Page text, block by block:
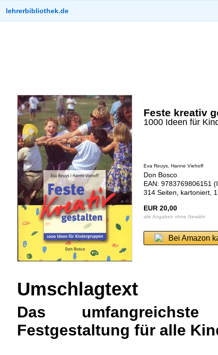
lehrerbibliothek.de
Feste kreativ
1000 Ideen für
Eva Reuys, Hanne Viehoff
Don Bosco
EAN: 9783769806151
314 Seiten, kartoniert,
EUR 20,00
alle Angaben ohne Gewähr
Bei Amazon
Umschlagtext
Das
Festgestaltung für alle